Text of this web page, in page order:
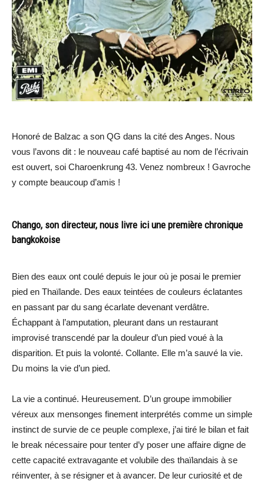
Honoré de Balzac a son QG dans la cité des Anges. Nous
vous l’avons dit : le nouveau café baptisé au nom de l’écrivain
est ouvert, soi Charoenkrung 43. Venez nombreux ! Gavroche
y compte beaucoup d’amis !
Chango, son directeur, nous livre ici une première chronique
bangkokoise
Bien des eaux ont coulé depuis le jour où je posai le premier
pied en Thaïlande. Des eaux teintées de couleurs éclatantes
en passant par du sang écarlate devenant verdâtre.
Échappant à l’amputation, pleurant dans un restaurant
improvisé transcendé par la douleur d’un pied voué à la
disparition. Et puis la volonté. Collante. Elle m’a sauvé la vie.
Du moins la vie d’un pied.
La vie a continué. Heureusement. D’un groupe immobilier
véreux aux mensonges finement interprétés comme un simple
instinct de survie de ce peuple complexe, j’ai tiré le bilan et fait
le break nécessaire pour tenter d’y poser une affaire digne de
cette capacité extravagante et volubile des thaïlandais à se
réinventer, à se résigner et à avancer. De leur curiosité et de